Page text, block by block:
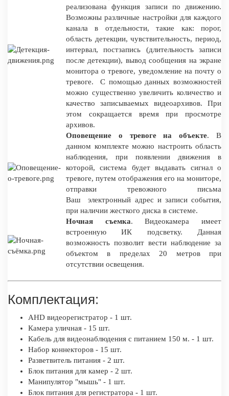
реализована функция записи по движению.
Возможны различные настройки для каждого
канала в отдельности, такие как: порог,
область детекции, чувствительность, период,
интервал, постзапись (длительность записи
после детекции), вывод сообщения на экране
монитора о тревоге, уведомление на почту о
тревоге. С помощью данных возможностей
можно существенно увеличить количество и
качество записываемых видеоархивов. При
этом сокращается время при просмотре
архивов.
Оповещение о тревоге на объекте. В
данном комплекте можно настроить область
наблюдения, при появлении движения в
которой, система будет выдавать сигнал о
тревоге, путем отображения его на мониторе,
отправки тревожного письма
Ваш электронный адрес и записи события,
при наличии жесткого диска в системе.
Ночная съемка. Видеокамера имеет
встроенную ИК подсветку. Данная
возможность позволит вести наблюдение за
объектом в пределах 20 метров при
отсутствии освещения.
Комплектация:
AHD видеорегистратор - 1 шт.
Камера уличная - 15 шт.
Кабель для видеонаблюдения с питанием 150 м. - 1 шт.
Набор коннекторов - 15 шт.
Разветвитель питания - 2 шт.
Блок питания для камер - 2 шт.
Манипулятор "мышь" - 1 шт.
Блок питания для регистратора - 1 шт.